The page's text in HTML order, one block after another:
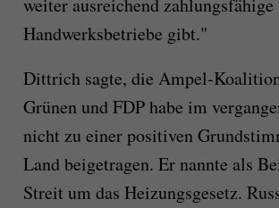
weiter ausreichend zahlungsfähige
Handwerksbetriebe gibt."
Dittrich sagte, die Ampel-
Grünen und FDP habe im
nicht zu einer positiven
Land beigetragen. Er nannte als
Streit um das Heizungsgesetz.